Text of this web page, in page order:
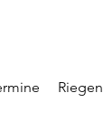
Riegen